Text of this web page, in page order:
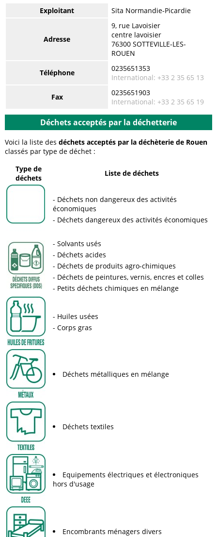
Exploitant Sita Normandie-Picardie
Adresse
9, rue Lavoisier
centre lavoisier
76300 SOTTEVILLE-LES-
ROUEN
Téléphone
0235651353
International: +33 2 35 65 13
Fax
0235651903
International: +33 2 35 65 19
Déchets acceptés par la déchetterie
Voici la liste des déchets acceptés par la déchèterie de Rouen
classés par type de déchet :
Type de
déchets
Liste de déchets
Déchets non dangereux des activités
économiques
Déchets dangereux des activités économiques
Solvants usés
Déchets acides
Déchets de produits agro-chimiques
Déchets de peintures, vernis, encres et colles
Petits déchets chimiques en mélange
Huiles usées
Corps gras
Déchets métalliques en mélange
Déchets textiles
Equipements électriques et électroniques
hors d'usage
Encombrants ménagers divers